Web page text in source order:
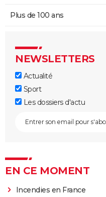
Plus de 100 ans
NEWSLETTERS
Actualité
Sport
Les dossiers d'actu
EN CE MOMENT
Incendies en France